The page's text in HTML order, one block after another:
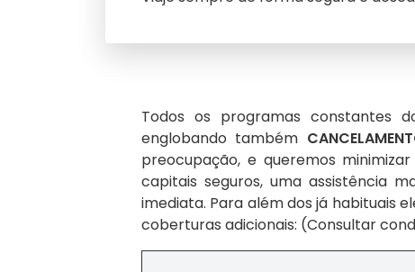
América do Sul
Cruzeiros
Médio-Oriente
Todos os programas constantes
englobando também
preocupação, e queremos
capitais seguros, uma assistência
imediata. Para além dos já habituais
coberturas adicionais: (Consultar